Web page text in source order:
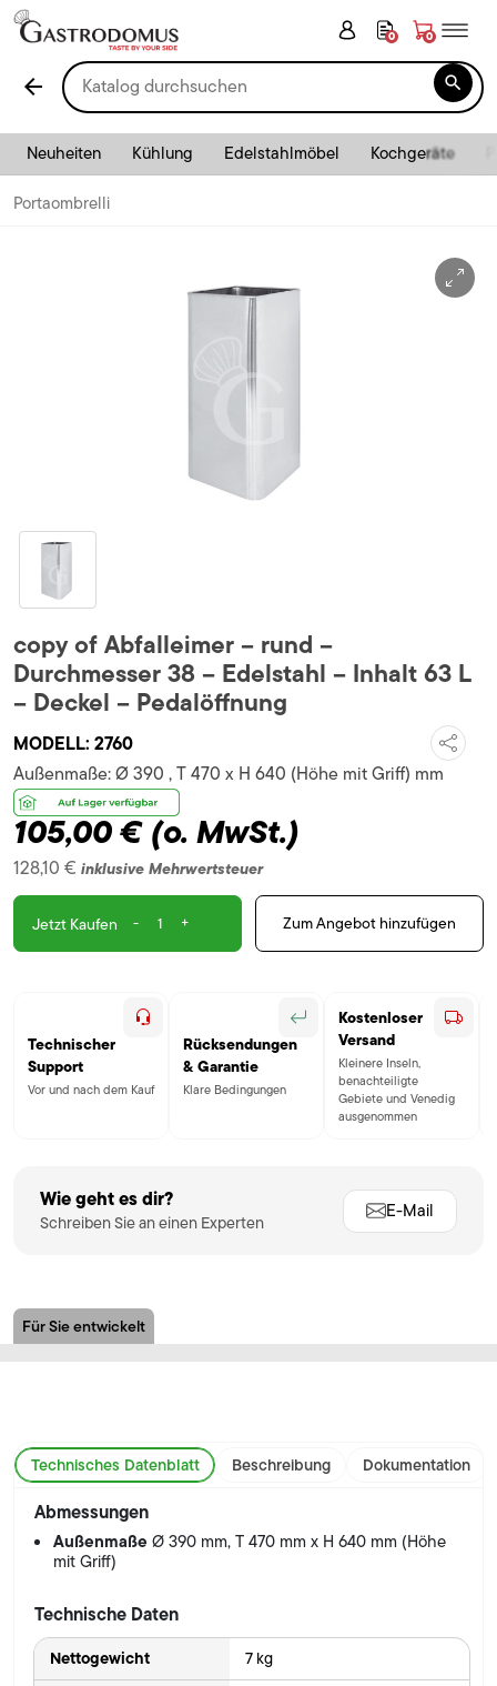
0 0
arrow_back 
Neuheiten Kühlung Edelstahlmöbel Kochgeräte
Portaombrelli
copy of Abfalleimer – rund –
Durchmesser 38 – Edelstahl – Inhalt 63 L
– Deckel – Pedalöffnung
MODELL: 2760
Außenmaße:Ø 390 , T 470 x H 640 (Höhe mit Griff) mm
105,00 €(o. MwSt.)
128,10 € inklusive Mehrwertsteuer
Jetzt Kaufen - + Zum Angebot hinzufügen
Technischer
Support
Vor und nach dem Kauf
Rücksendungen
& Garantie
Klare Bedingungen
Kostenloser
Versand
Kleinere Inseln,
benachteiligte
Gebiete und Venedig
ausgenommen
Wie geht es dir?
Schreiben Sie an einen Experten
E-Mail
Für Sie entwickelt
Technisches Datenblatt Beschreibung Dokumentation
Abmessungen
AußenmaßeØ 390 mm, T 470 mm x H 640 mm (Höhe
mit Griff)
Technische Daten
Nettogewicht 7 kg